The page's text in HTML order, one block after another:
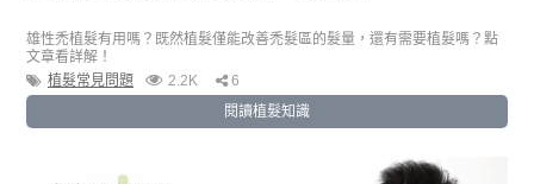
雄性禿植髮有用嗎？既然植髮僅能改善禿髮區的髮量，還有需要植髮嗎？點
文章看詳解！
植髮常見問題
2.2K
6
閱讀植髮知識